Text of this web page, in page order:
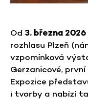
Od 3. března 2026
rozhlasu Plzeň
vzpomínková
Gerzanicové,
Expozice
i tvorby a nabízí